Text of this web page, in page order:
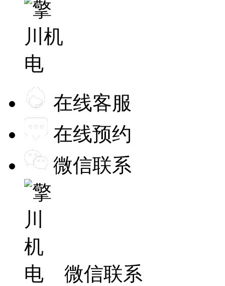
在线客服
在线预约
微信联系
微信联系